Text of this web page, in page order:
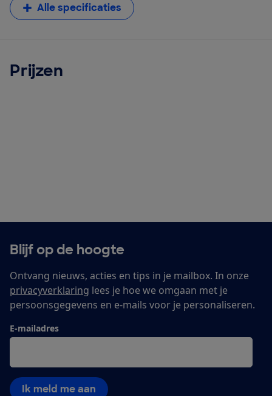
Alle specificaties
Prijzen
Blijf op de hoogte
Ontvang nieuws, acties en tips in je mailbox. In onze
privacyverklaring lees je hoe we omgaan met je
persoonsgegevens en e-mails voor je personaliseren.
E-mailadres
Ik meld me aan